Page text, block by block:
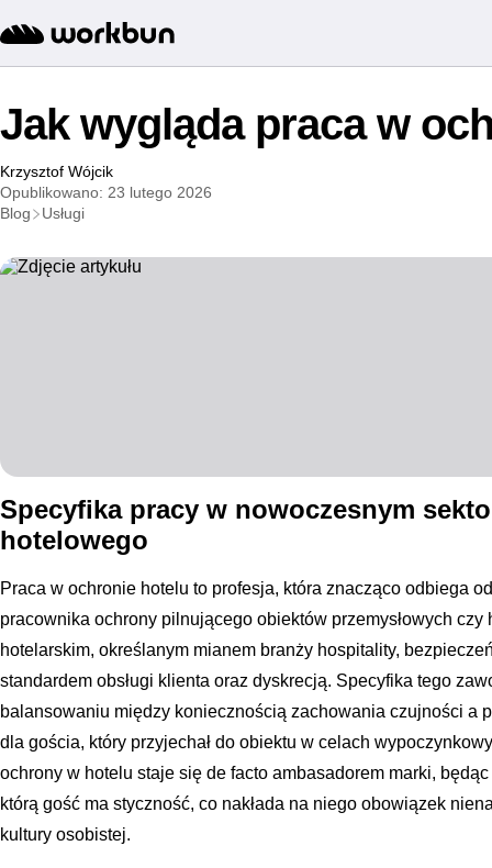
Jak wygląda praca w
Krzysztof Wójcik
Opublikowano: 23 lutego 2026
Blog
Usługi
Specyfika pracy w nowoczesnym
hotelowego
Praca w ochronie hotelu to profesja, która znacząco odbiega
pracownika ochrony pilnującego obiektów przemysłowych
hotelarskim, określanym mianem branży hospitality,
standardem obsługi klienta oraz dyskrecją. Specyfika tego
balansowaniu między koniecznością zachowania czujności a
dla gościa, który przyjechał do obiektu w celach
ochrony w hotelu staje się de facto ambasadorem marki,
którą gość ma styczność, co nakłada na niego obowiązek
kultury osobistej.